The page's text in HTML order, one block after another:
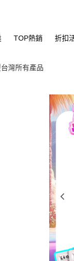
TOP熱銷 折扣
台灣所有產品